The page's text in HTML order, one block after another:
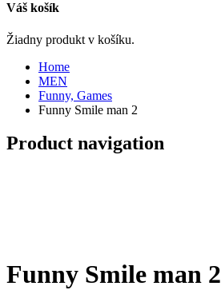
Váš košík
Žiadny produkt v košíku.
Home
MEN
Funny, Games
Funny Smile man 2
Product navigation
Funny Smile man 2